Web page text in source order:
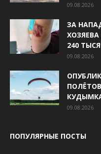
09.08.2026
ЗА
240
09.08.2026
09.08.2026
ПОПУЛЯРНЫЕ ПОСТЫ